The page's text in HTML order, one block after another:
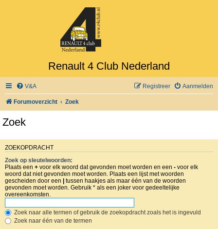
Renault 4 Club Nederland
V&A Aanmelden
Registreer
Forumoverzicht Zoek
Zoek
ZOEKOPDRACHT
Zoek op sleutelwoorden:
Plaats een + voor elk woord dat gevonden moet worden en een - voor elk
woord dat niet gevonden moet worden. Plaats een lijst met woorden
gescheiden door een | tussen haakjes als maar één van de woorden
gevonden moet worden. Gebruik * als een joker voor gedeeltelijke
overeenkomsten.
Zoek naar alle termen of gebruik de zoekopdracht zoals het is ingevuld
Zoek naar één van de termen